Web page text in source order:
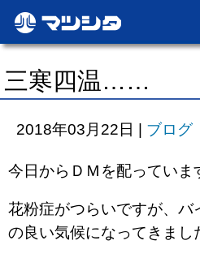
三寒四温……
2018年03月22日 | ブログ
今日からＤＭを配っていま
花粉症がつらいですが、バ
の良い気候になってきまし